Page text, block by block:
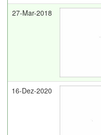
27-Mar-2018
16-Dez-2020